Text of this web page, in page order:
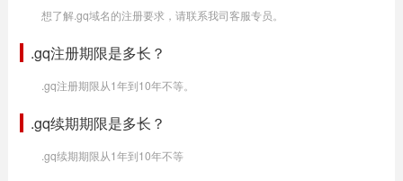
想了解.gq域名的注册要求，请联系我司客服专员。
.gq注册期限是多长？
.gq注册期限从1年到10年不等。
.gq续期期限是多长？
.gq续期期限从1年到10年不等